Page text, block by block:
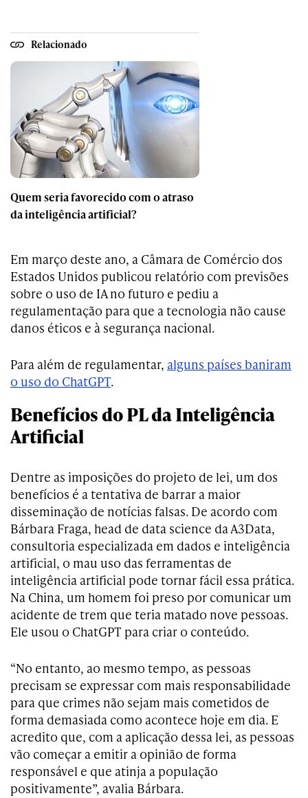
Relacionado
Quem seria favorecido com o atraso
da inteligência artificial?
Em março deste ano, a Câmara de Comércio dos
Estados Unidos publicou relatório com previsões
sobre o uso de IA no futuro e pediu a
regulamentação para que a tecnologia não cause
danos éticos e à segurança nacional.
Para além de regulamentar, alguns países baniram
o uso do ChatGPT.
Benefícios do PL da Inteligência
Artificial
Dentre as imposições do projeto de lei, um dos
benefícios é a tentativa de barrar a maior
disseminação de notícias falsas. De acordo com
Bárbara Fraga, head de data science da A3Data,
consultoria especializada em dados e inteligência
artificial, o mau uso das ferramentas de
inteligência artificial pode tornar fácil essa prática.
Na China, um homem foi preso por comunicar um
acidente de trem que teria matado nove pessoas.
Ele usou o ChatGPT para criar o conteúdo.
“No entanto, ao mesmo tempo, as pessoas
precisam se expressar com mais responsabilidade
para que crimes não sejam mais cometidos de
forma demasiada como acontece hoje em dia. E
acredito que, com a aplicação dessa lei, as pessoas
vão começar a emitir a opinião de forma
responsável e que atinja a população
positivamente”, avalia Bárbara.